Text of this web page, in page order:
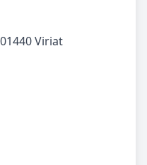
Viriat